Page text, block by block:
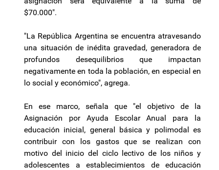
$70.000".
"La República Argentina se encuentra atravesando
una situación de inédita gravedad, generadora de
profundos desequilibrios que impactan
negativamente en toda la población, en especial en
lo social y económico", agrega.
En ese marco, señala que "el objetivo de la
Asignación por Ayuda Escolar Anual para la
educación inicial, general básica y polimodal es
contribuir con los gastos que se realizan con
motivo del inicio del ciclo lectivo de los niños y
adolescentes a establecimientos de educación